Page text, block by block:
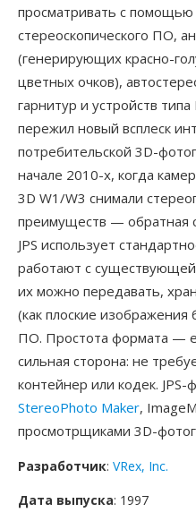
просматривать с помощью
стереоскопического ПО,
(генерирующих красно-
цветных очков),
гарнитур и устройств
пережил новый всплеск
потребительской 3D-
начале 2010-х, когда
3D W1/W3 снимали
преимуществ — обратная
JPS использует
работают с
их можно передавать,
(как плоские изображения
ПО. Простота формата —
сильная сторона: не
контейнер или кодек.
StereoPhoto Maker,
просмотрщиками 3D-
Разработчик: VRex, Inc.
Дата выпуска: 1997